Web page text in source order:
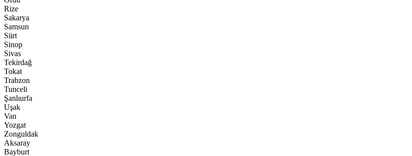
Rize
Sakarya
Samsun
Siirt
Sinop
Sivas
Tekirdağ
Tokat
Trabzon
Tunceli
Şanlıurfa
Uşak
Van
Yozgat
Zonguldak
Aksaray
Bayburt